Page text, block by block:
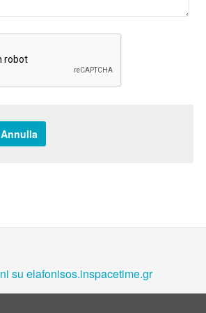
Annulla
su elafonisos.inspacetime.gr